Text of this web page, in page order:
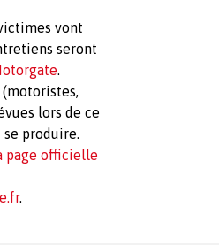
vont
seront
.
lors de ce
produire.
page officielle
.